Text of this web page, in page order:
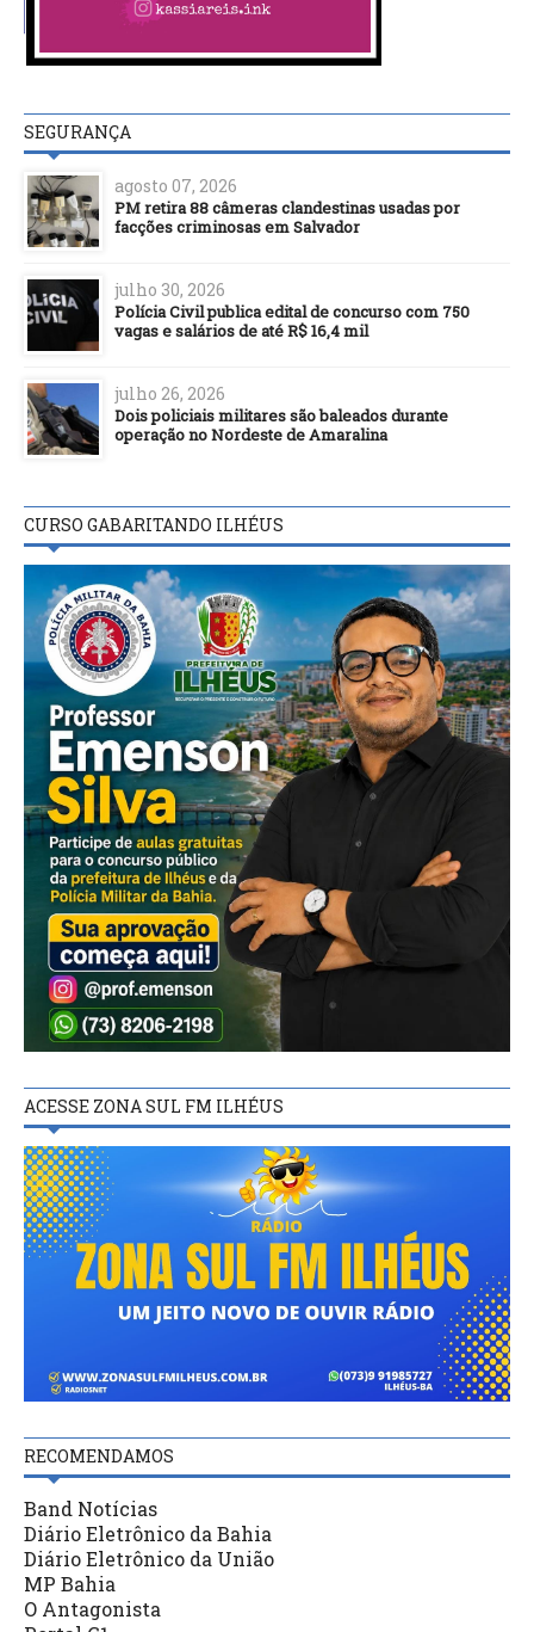
SEGURANÇA
agosto 07, 2026
PM retira 88 câmeras clandestinas usadas por
facções criminosas em Salvador
julho 30, 2026
Polícia Civil publica edital de concurso com 750
vagas e salários de até R$ 16,4 mil
julho 26, 2026
Dois policiais militares são baleados durante
operação no Nordeste de Amaralina
CURSO GABARITANDO ILHÉUS
ACESSE ZONA SUL FM ILHÉUS
RECOMENDAMOS
Band Notícias
Diário Eletrônico da Bahia
Diário Eletrônico da União
MP Bahia
O Antagonista